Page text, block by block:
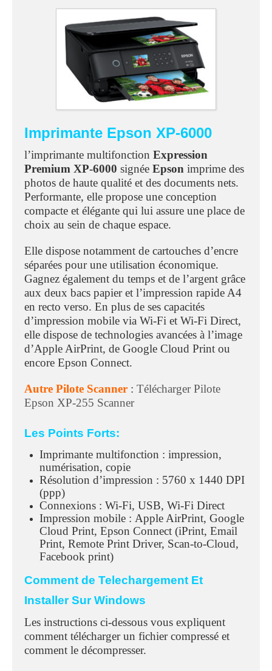
Imprimante Epson XP-6000
l’imprimante multifonction Expression
Premium XP-6000 signée Epson imprime des
photos de haute qualité et des documents nets.
Performante, elle propose une conception
compacte et élégante qui lui assure une place de
choix au sein de chaque espace.
Elle dispose notamment de cartouches d’encre
séparées pour une utilisation économique.
Gagnez également du temps et de l’argent grâce
aux deux bacs papier et l’impression rapide A4
en recto verso. En plus de ses capacités
d’impression mobile via Wi-Fi et Wi-Fi Direct,
elle dispose de technologies avancées à l’image
d’Apple AirPrint, de Google Cloud Print ou
encore Epson Connect.
Autre Pilote Scanner : Télécharger Pilote
Epson XP-255 Scanner
Les Points Forts:
Imprimante multifonction : impression,
numérisation, copie
Résolution d’impression : 5760 x 1440 DPI
(ppp)
Connexions : Wi-Fi, USB, Wi-Fi Direct
Impression mobile : Apple AirPrint, Google
Cloud Print, Epson Connect (iPrint, Email
Print, Remote Print Driver, Scan-to-Cloud,
Facebook print)
Comment de Telechargement Et
Installer Sur Windows
Les instructions ci-dessous vous expliquent
comment télécharger un fichier compressé et
comment le décompresser.